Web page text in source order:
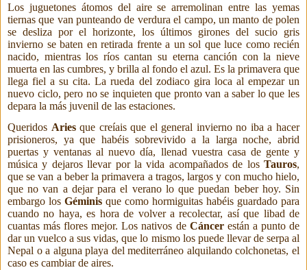
Los juguetones átomos del aire se arremolinan entre las yemas
tiernas que van punteando de verdura el campo, un manto de polen
se desliza por el horizonte, los últimos girones del sucio gris
invierno se baten en retirada frente a un sol que luce como recién
nacido, mientras los ríos cantan su eterna canción con la nieve
muerta en las cumbres, y brilla al fondo el azul. Es la primavera que
llega fiel a su cita. La rueda del zodiaco gira loca al empezar un
nuevo ciclo, pero no se inquieten que pronto van a saber lo que les
depara la más juvenil de las estaciones.
Queridos Ariesque creíais que el general invierno no iba a hacer
prisioneros, ya que habéis sobrevivido a la larga noche, abrid
puertas y ventanas al nuevo día, llenad vuestra casa de gente y
música y dejaros llevar por la vida acompañados de los Tauros,
que se van a beber la primavera a tragos, largos y con mucho hielo,
que no van a dejar para el verano lo que puedan beber hoy. Sin
embargo los Géminis que como hormiguitas habéis guardado para
cuando no haya, es hora de volver a recolectar, así que libad de
cuantas más flores mejor. Los nativos de Cáncer están a punto de
dar un vuelco a sus vidas, que lo mismo los puede llevar de serpa al
Nepal o a alguna playa del mediterráneo alquilando colchonetas, el
caso es cambiar de aires.